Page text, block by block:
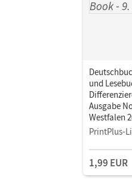
und
Ausgabe
Westfalen
Schuljahr •
PrintPlus-
1,99 EUR